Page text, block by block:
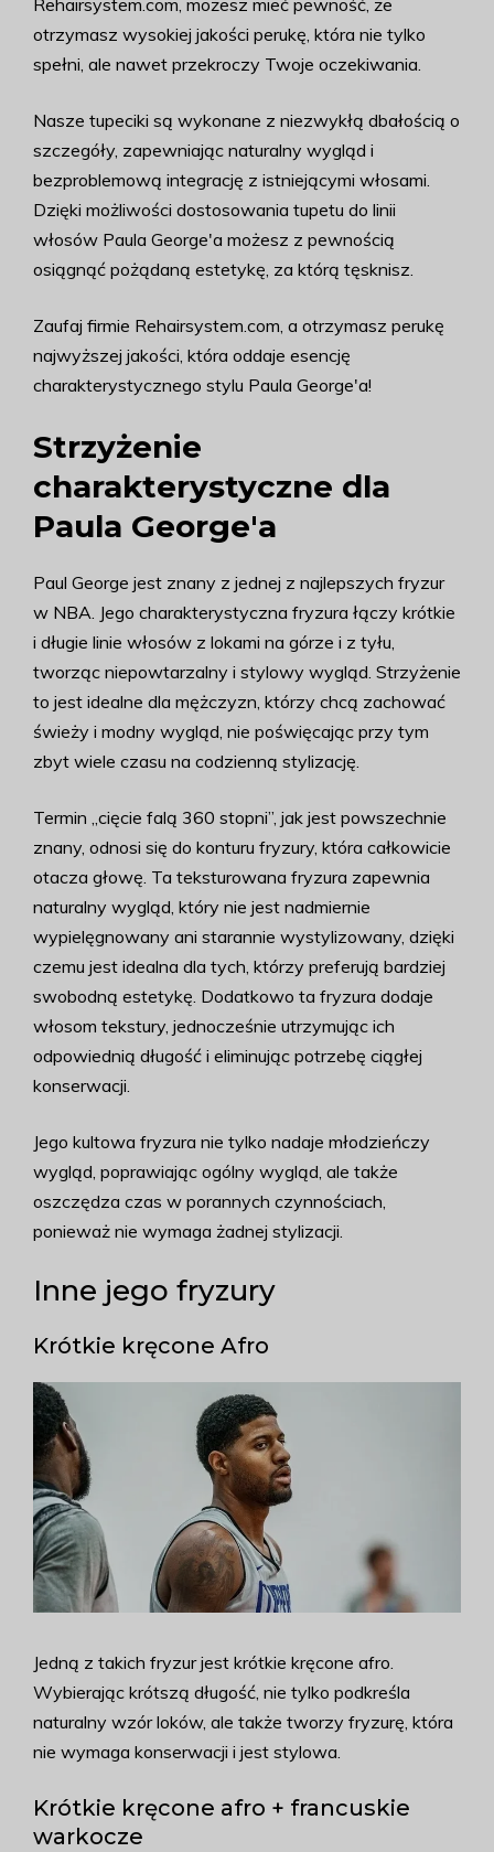
Rehairsystem.com, możesz mieć pewność, że
otrzymasz wysokiej jakości perukę, która nie tylko
spełni, ale nawet przekroczy Twoje oczekiwania.
Nasze tupeciki są wykonane z niezwykłą dbałością o
szczegóły, zapewniając naturalny wygląd i
bezproblemową integrację z istniejącymi włosami.
Dzięki możliwości dostosowania tupetu do linii
włosów Paula George'a możesz z pewnością
osiągnąć pożądaną estetykę, za którą tęsknisz.
Zaufaj firmie Rehairsystem.com, a otrzymasz perukę
najwyższej jakości, która oddaje esencję
charakterystycznego stylu Paula George'a!
Strzyżenie
charakterystyczne dla
Paula George'a
Paul George jest znany z jednej z najlepszych fryzur
w NBA. Jego charakterystyczna fryzura łączy krótkie
i długie linie włosów z lokami na górze i z tyłu,
tworząc niepowtarzalny i stylowy wygląd. Strzyżenie
to jest idealne dla mężczyzn, którzy chcą zachować
świeży i modny wygląd, nie poświęcając przy tym
zbyt wiele czasu na codzienną stylizację.
Termin „cięcie falą 360 stopni”, jak jest powszechnie
znany, odnosi się do konturu fryzury, która całkowicie
otacza głowę. Ta teksturowana fryzura zapewnia
naturalny wygląd, który nie jest nadmiernie
wypielęgnowany ani starannie wystylizowany, dzięki
czemu jest idealna dla tych, którzy preferują bardziej
swobodną estetykę. Dodatkowo ta fryzura dodaje
włosom tekstury, jednocześnie utrzymując ich
odpowiednią długość i eliminując potrzebę ciągłej
konserwacji.
Jego kultowa fryzura nie tylko nadaje młodzieńczy
wygląd, poprawiając ogólny wygląd, ale także
oszczędza czas w porannych czynnościach,
ponieważ nie wymaga żadnej stylizacji.
Inne jego fryzury
Krótkie kręcone Afro
Jedną z takich fryzur jest krótkie kręcone afro.
Wybierając krótszą długość, nie tylko podkreśla
naturalny wzór loków, ale także tworzy fryzurę, która
nie wymaga konserwacji i jest stylowa.
Krótkie kręcone afro + francuskie
warkocze